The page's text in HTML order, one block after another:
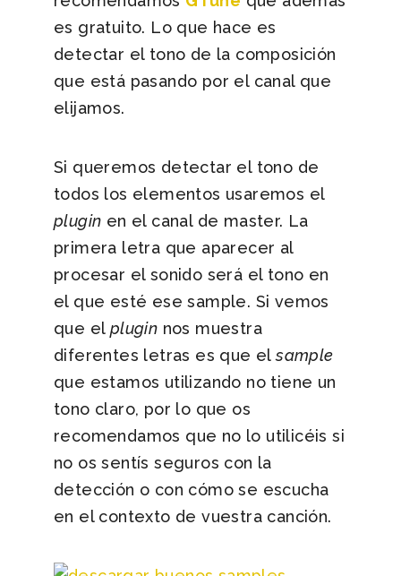
es gratuito. Lo que hace es
detectar el tono de la composición
que está pasando por el canal que
elijamos.
Si queremos detectar el tono de
todos los elementos usaremos el
plugin en el canal de master. La
primera letra que aparecer al
procesar el sonido será el tono en
el que esté ese sample. Si vemos
que el plugin nos muestra
diferentes letras es que elsample
que estamos utilizando no tiene un
tono claro, por lo que os
recomendamos que no lo utilicéis si
no os sentís seguros con la
detección o con cómo se escucha
en el contexto de vuestra canción.